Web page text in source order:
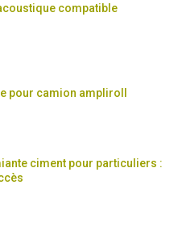
compatible
pour camion ampliroll
ciment pour particuliers :